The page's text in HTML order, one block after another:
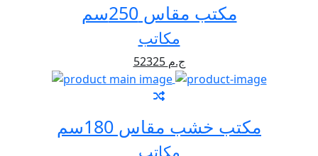
مكتب مقاس 250سم
مكاتب
52325 ج.م
مكتب خشب مقاس 180سم
مكاتب